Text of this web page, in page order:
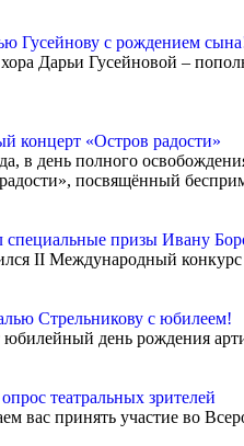
Гусейнову с рождением
Дарьи Гусейновой –
концерт «Остров радости»
в день полного
посвящённый
специальные призы Ивану
II Международный
Стрельникову с юбилеем!
юбилейный день рождения
театральных зрителей
вас принять участие во